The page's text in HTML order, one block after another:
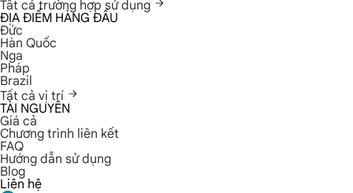
Tất cả trường hợp sử dụng
ĐỊA ĐIỂM HÀNG ĐẦU
Đức
Hàn Quốc
Nga
Pháp
Brazil
Tất cả vị trí
TÀI NGUYÊN
Giá cả
Chương trình liên kết
FAQ
Hướng dẫn sử dụng
Blog
Liên hệ